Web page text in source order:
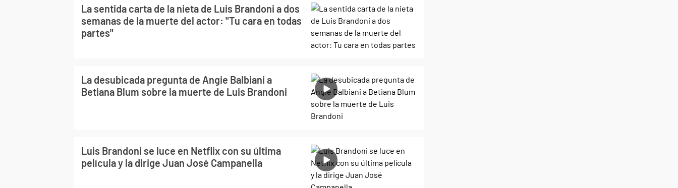
La sentida carta de la nieta de Luis Brandoni a dos
semanas de la muerte del actor: "Tu cara en todas
partes"
La desubicada pregunta de Angie Balbiani a
Betiana Blum sobre la muerte de Luis Brandoni
Luis Brandoni se luce en Netflix con su última
película y la dirige Juan José Campanella